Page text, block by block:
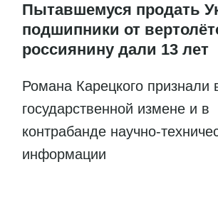
Пытавшемуся продать
подшипники от
россиянину дали 13 лет
Романа Карецкого признали
государственной измене и в
контрабанде научно-
информации